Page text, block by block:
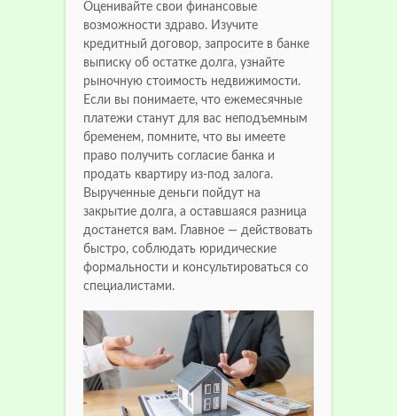
Оценивайте свои финансовые
возможности здраво. Изучите
кредитный договор, запросите в банке
выписку об остатке долга, узнайте
рыночную стоимость недвижимости.
Если вы понимаете, что ежемесячные
платежи станут для вас неподъемным
бременем, помните, что вы имеете
право получить согласие банка и
продать квартиру из-под залога.
Вырученные деньги пойдут на
закрытие долга, а оставшаяся разница
достанется вам. Главное — действовать
быстро, соблюдать юридические
формальности и консультироваться со
специалистами.